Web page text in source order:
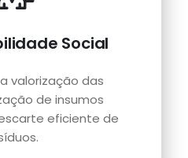
Social
valorização das
de insumos
eficiente de